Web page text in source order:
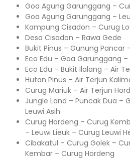
Goa Agung Garunggang –
Goa Agung Garunggang –
Kampung Cisadon – Curug
Desa Cisadon – Rawa Gede
Bukit Pinus – Gunung Pancar
Eco Edu – Goa Garunggang –
Eco Edu – Bukit Ilalang – Air
Hutan Pinus – Air Terjun
Curug Mariuk – Air Terjun
Jungle Land – Puncak Dua –
Leuwi Asih
Curug Hordeng – Curug
– Leuwi Lieuk – Curug Leuwi
Cibakatul – Curug Golek –
Kembar – Curug Hordeng